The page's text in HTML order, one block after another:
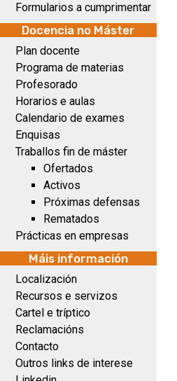
Formularios a cumprimentar
Docencia no Máster
Plan docente
Programa de materias
Profesorado
Horarios e aulas
Calendario de exames
Enquisas
Traballos fin de máster
Ofertados
Activos
Próximas defensas
Rematados
Prácticas en empresas
Máis información
Localización
Recursos e servizos
Cartel e tríptico
Reclamacións
Contacto
Outros links de interese